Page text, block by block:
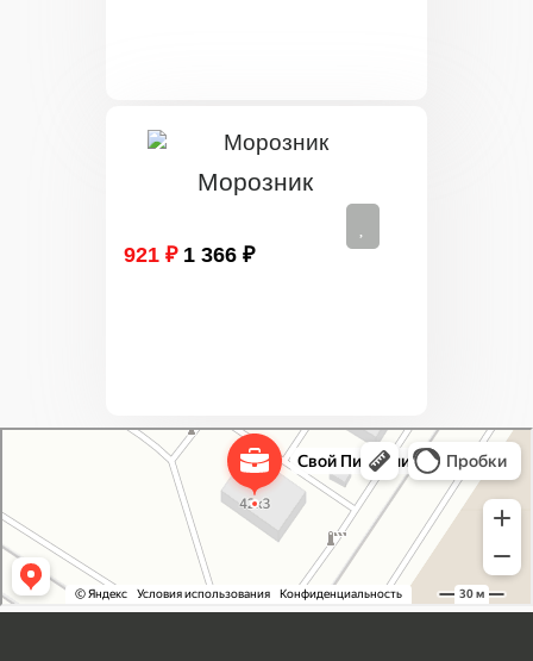
Морозник
921 ₽ 1 366 ₽
Питомник растений в Москве